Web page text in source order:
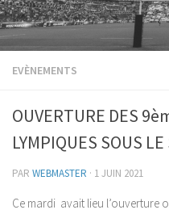
EVÈNEMENTS
OUVERTURE DES
LYMPIQUES SOUS
PAR WEBMASTER · 1 JUIN 2021
Ce mardi avait lieu l’ouverture